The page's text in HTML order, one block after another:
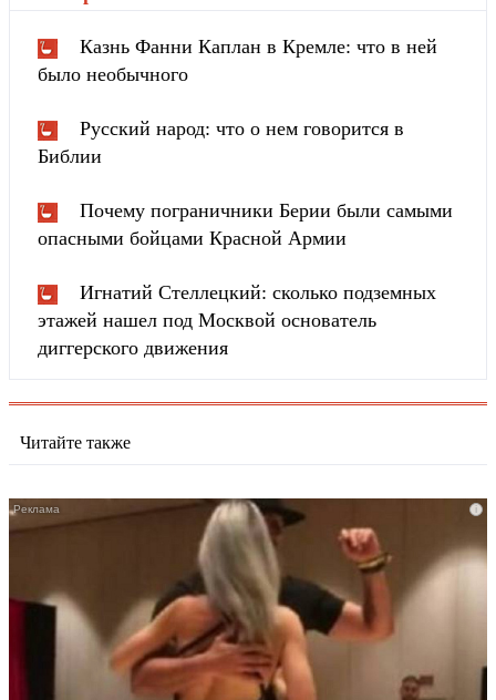
Казнь Фанни Каплан в Кремле: что в ней
было необычного
Русский народ: что о нем говорится в
Библии
Почему пограничники Берии были самыми
опасными бойцами Красной Армии
Игнатий Стеллецкий: сколько подземных
этажей нашел под Москвой основатель
диггерского движения
Читайте также
i